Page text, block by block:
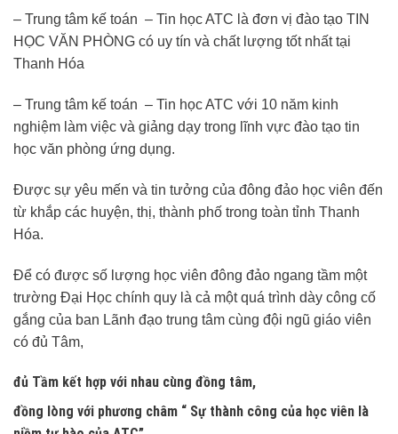
– Trung tâm kế toán – Tin học ATC là đơn vị đào tạo TIN
HỌC VĂN PHÒNG có uy tín và chất lượng tốt nhất tại
Thanh Hóa
– Trung tâm kế toán – Tin học ATC với 10 năm kinh
nghiệm làm việc và giảng dạy trong lĩnh vực đào tạo tin
học văn phòng ứng dụng.
Được sự yêu mến và tin tưởng của đông đảo học viên đến
từ khắp các huyện, thị, thành phố trong toàn tỉnh Thanh
Hóa.
Để có được số lượng học viên đông đảo ngang tầm một
trường Đại Học chính quy là cả một quá trình dày công cố
gắng của ban Lãnh đạo trung tâm cùng đội ngũ giáo viên
có đủ Tâm,
đủ Tầm kết hợp với nhau cùng đồng tâm,
đồng lòng với phương châm “ Sự thành công của học viên là